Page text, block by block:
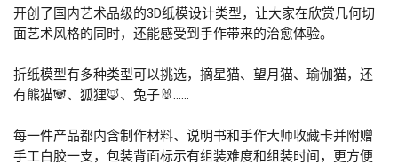
开创了国内艺术品级的3D纸模设计类型，让大家在欣赏几何切
面艺术风格的同时，还能感受到手作带来的治愈体验。
折纸模型有多种类型可以挑选，摘星猫、望月猫、瑜伽猫，还
有熊猫🐼、狐狸🦊、兔子🐰……
每一件产品都内含制作材料、说明书和手作大师收藏卡并附赠
手工白胶一支，包装背面标示有组装难度和组装时间，更方便